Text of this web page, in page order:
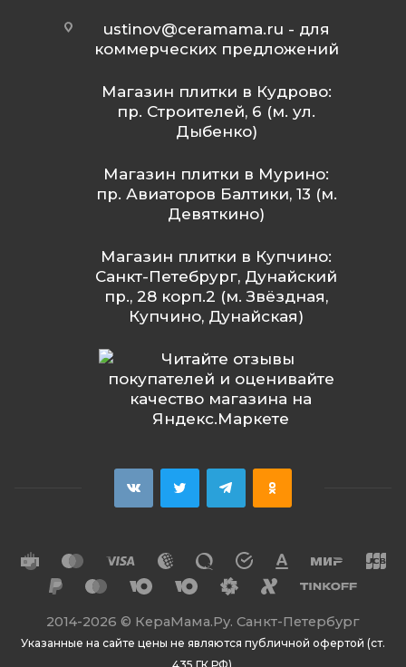
ustinov@ceramama.ru - для
коммерческих предложений
Магазин плитки в Кудрово:
пр. Строителей, 6 (м. ул.
Дыбенко)
Магазин плитки в Мурино:
пр. Авиаторов Балтики, 13 (м.
Девяткино)
Магазин плитки в Купчино:
Санкт-Петебрург, Дунайский
пр., 28 корп.2 (м. Звёздная,
Купчино, Дунайская)
2014-2026 © КераМама.Ру. Санкт-Петербург
Указанные на сайте цены не являются публичной офертой (ст.